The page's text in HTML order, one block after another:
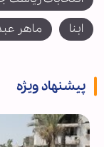
ابنا
ماهر
پیشنهاد ویژه